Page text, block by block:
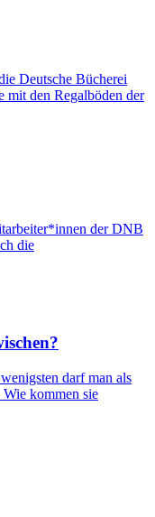
Deutsche Bücherei
mit den Regalböden der
der DNB
die
darf man als
kommen sie